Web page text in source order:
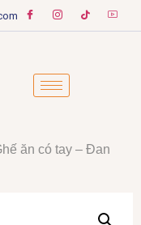
ăn có tay – Đan